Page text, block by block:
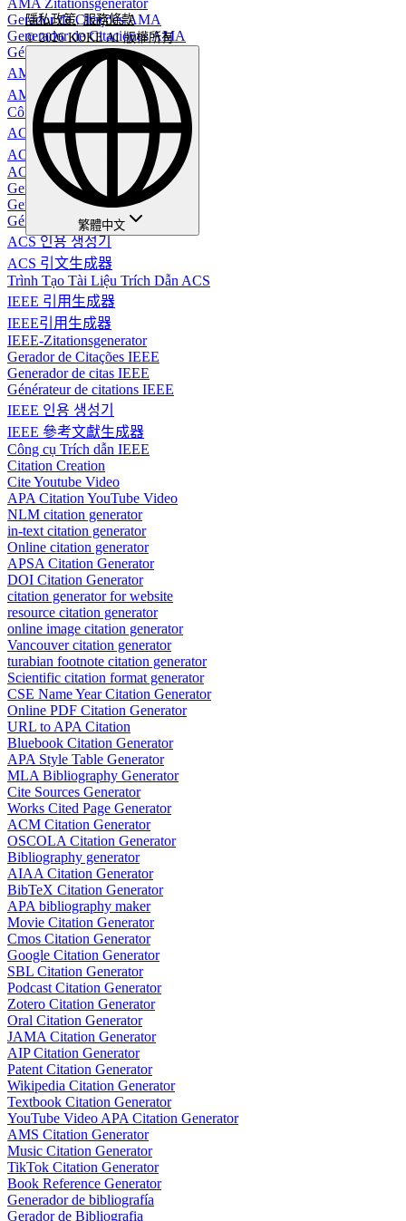
AMA Zitationsgenerator
Gerador de Citações AMA
Generador de Citaciones AMA
Générateur de citations AMA
AMA 인용 생성기
AMA 引用生成器
Công cụ Tạo Dẫn Chứng AMA
ACS 引用生成器
ACS引用生成器
ACS-Zitationsgenerator
Gerador de Citações ACS
Generador de Citas ACS
Générateur de citations ACS
ACS 인용 생성기
ACS 引文生成器
Trình Tạo Tài Liệu Trích Dẫn ACS
IEEE 引用生成器
IEEE引用生成器
IEEE-Zitationsgenerator
Gerador de Citações IEEE
Generador de citas IEEE
Générateur de citations IEEE
IEEE 인용 생성기
IEEE 參考文獻生成器
Công cụ Trích dẫn IEEE
Citation Creation
Cite Youtube Video
APA Citation YouTube Video
NLM citation generator
in-text citation generator
Online citation generator
APSA Citation Generator
DOI Citation Generator
citation generator for website
resource citation generator
online image citation generator
Vancouver citation generator
turabian footnote citation generator
Scientific citation format generator
CSE Name Year Citation Generator
Online PDF Citation Generator
URL to APA Citation
Bluebook Citation Generator
APA Style Table Generator
MLA Bibliography Generator
Cite Sources Generator
Works Cited Page Generator
ACM Citation Generator
OSCOLA Citation Generator
Bibliography generator
AIAA Citation Generator
BibTeX Citation Generator
APA bibliography maker
Movie Citation Generator
Cmos Citation Generator
Google Citation Generator
SBL Citation Generator
Podcast Citation Generator
Zotero Citation Generator
Oral Citation Generator
JAMA Citation Generator
AIP Citation Generator
Patent Citation Generator
Wikipedia Citation Generator
Textbook Citation Generator
YouTube Video APA Citation Generator
AMS Citation Generator
Music Citation Generator
TikTok Citation Generator
Book Reference Generator
Generador de bibliografía
Gerador de Bibliografia
隱私政策,服務條款
© 2026 KOKE AI 版權所有
繁體中文